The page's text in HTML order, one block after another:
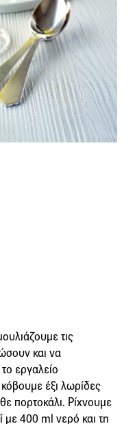
τις
και να
εργαλείο
έξι λωρίδες
πορτοκάλι. Ρίχνουμε
µε 400 ml νερό και τη